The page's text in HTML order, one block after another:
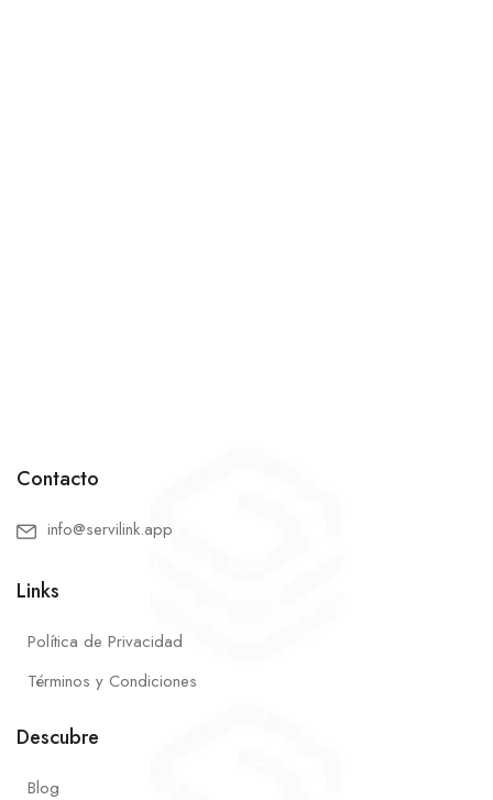
Contacto
info@servilink.app
Links
Política de Privacidad
Términos y Condiciones
Descubre
Blog